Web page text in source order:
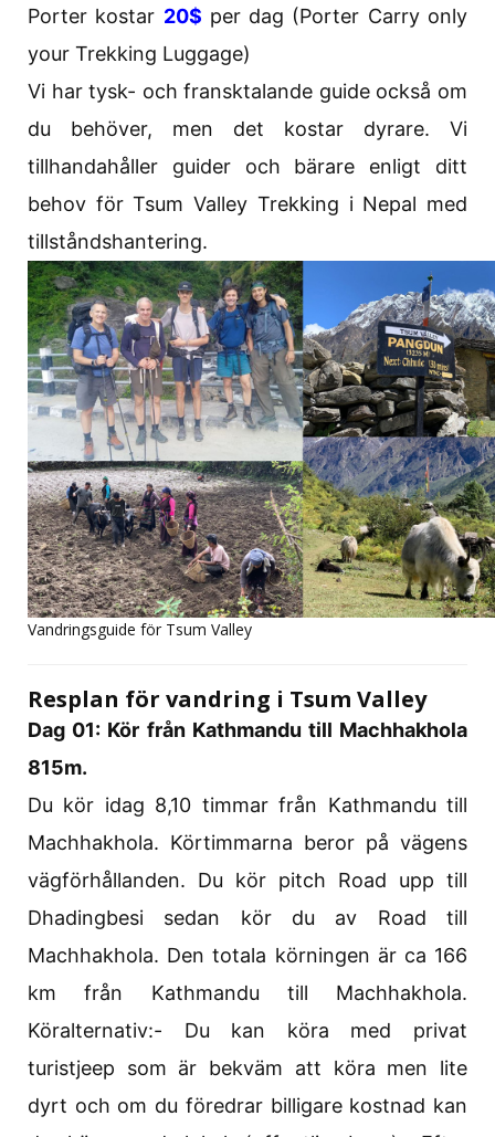
Porter kostar 20$ per dag (Porter Carry only
your Trekking Luggage)
Vi har tysk- och fransktalande guide också om
du behöver, men det kostar dyrare. Vi
tillhandahåller guider och bärare enligt ditt
behov för Tsum Valley Trekking i Nepal med
tillståndshantering.
Vandringsguide för Tsum Valley
Resplan för vandring i Tsum Valley
Dag 01: Kör från Kathmandu till Machhakhola
815m.
Du kör idag 8,10 timmar från Kathmandu till
Machhakhola. Körtimmarna beror på vägens
vägförhållanden. Du kör pitch Road upp till
Dhadingbesi sedan kör du av Road till
Machhakhola. Den totala körningen är ca 166
km från Kathmandu till Machhakhola.
Köralternativ:- Du kan köra med privat
turistjeep som är bekväm att köra men lite
dyrt och om du föredrar billigare kostnad kan